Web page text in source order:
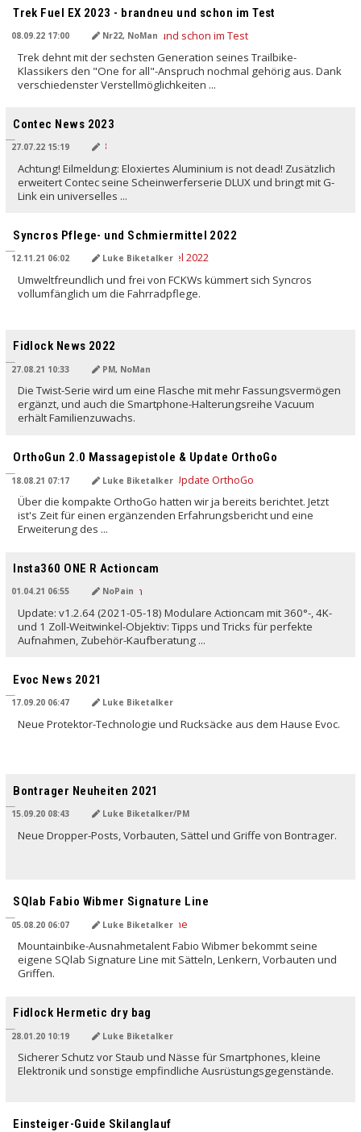
Trek Fuel EX 2023 - brandneu und schon im Test
08.09.22 17:00 Nr22, NoMan
Trek dehnt mit der sechsten Generation seines Trailbike-
Klassikers den "One for all"-Anspruch nochmal gehörig aus. Dank
verschiedenster Verstellmöglichkeiten ...
Contec News 2023
27.07.22 15:19
Achtung! Eilmeldung: Eloxiertes Aluminium is not dead! Zusätzlich
erweitert Contec seine Scheinwerferserie DLUX und bringt mit G-
Link ein universelles ...
Syncros Pflege- und Schmiermittel 2022
12.11.21 06:02 Luke Biketalker
Umweltfreundlich und frei von FCKWs kümmert sich Syncros
vollumfänglich um die Fahrradpflege.
Fidlock News 2022
27.08.21 10:33 PM, NoMan
Die Twist-Serie wird um eine Flasche mit mehr Fassungsvermögen
ergänzt, und auch die Smartphone-Halterungsreihe Vacuum
erhält Familienzuwachs.
OrthoGun 2.0 Massagepistole & Update OrthoGo
18.08.21 07:17 Luke Biketalker
Über die kompakte OrthoGo hatten wir ja bereits berichtet. Jetzt
ist's Zeit für einen ergänzenden Erfahrungsbericht und eine
Erweiterung des ...
Insta360 ONE R Actioncam
01.04.21 06:55 NoPain
Update: v1.2.64 (2021-05-18) Modulare Actioncam mit 360°-, 4K-
und 1 Zoll-Weitwinkel-Objektiv: Tipps und Tricks für perfekte
Aufnahmen, Zubehör-Kaufberatung ...
Evoc News 2021
17.09.20 06:47 Luke Biketalker
Neue Protektor-Technologie und Rucksäcke aus dem Hause Evoc.
Bontrager Neuheiten 2021
15.09.20 08:43 Luke Biketalker/PM
Neue Dropper-Posts, Vorbauten, Sättel und Griffe von Bontrager.
SQlab Fabio Wibmer Signature Line
05.08.20 06:07 Luke Biketalker
Mountainbike-Ausnahmetalent Fabio Wibmer bekommt seine
eigene SQlab Signature Line mit Sätteln, Lenkern, Vorbauten und
Griffen.
Fidlock Hermetic dry bag
28.01.20 10:19 Luke Biketalker
Sicherer Schutz vor Staub und Nässe für Smartphones, kleine
Elektronik und sonstige empfindliche Ausrüstungsgegenstände.
Einsteiger-Guide Skilanglauf